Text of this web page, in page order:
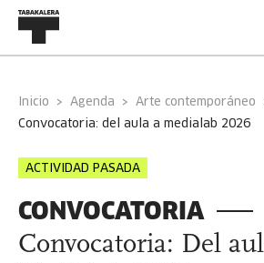
Inicio Agenda
Arte contemporáneo
convocatoria: del aula a medialab 2026
ACTIVIDAD PASADA
CONVOCATORIA
Convocatoria: Del